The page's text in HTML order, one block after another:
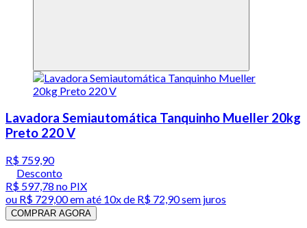
Lavadora Semiautomática Tanquinho Mueller 20kg
Preto 220 V
R$ 759,90
Desconto
R$ 597,78 no PIX
ou R$ 729,00em até 10x de R$ 72,90 sem juros
COMPRAR AGORA